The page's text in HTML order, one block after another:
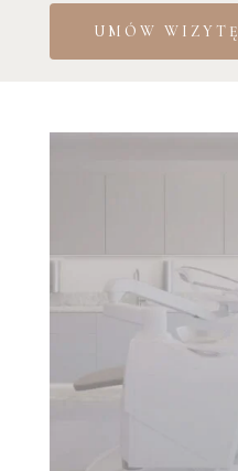
UMÓW WIZYTĘ